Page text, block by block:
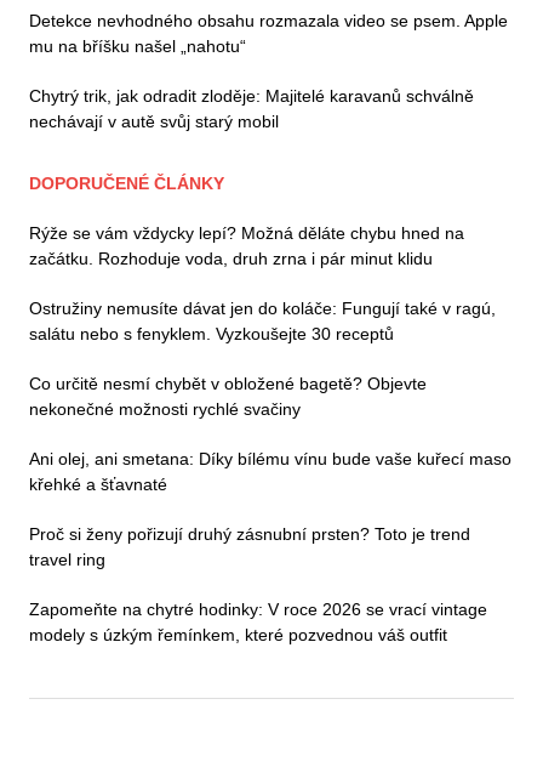
Detekce nevhodného obsahu rozmazala video se psem. Apple
mu na bříšku našel „nahotu“
Chytrý trik, jak odradit zloděje: Majitelé karavanů schválně
nechávají v autě svůj starý mobil
DOPORUČENÉ ČLÁNKY
Rýže se vám vždycky lepí? Možná děláte chybu hned na
začátku. Rozhoduje voda, druh zrna i pár minut klidu
Ostružiny nemusíte dávat jen do koláče: Fungují také v ragú,
salátu nebo s fenyklem. Vyzkoušejte 30 receptů
Co určitě nesmí chybět v obložené bagetě? Objevte
nekonečné možnosti rychlé svačiny
Ani olej, ani smetana: Díky bílému vínu bude vaše kuřecí maso
křehké a šťavnaté
Proč si ženy pořizují druhý zásnubní prsten? Toto je trend
travel ring
Zapomeňte na chytré hodinky: V roce 2026 se vrací vintage
modely s úzkým řemínkem, které pozvednou váš outfit